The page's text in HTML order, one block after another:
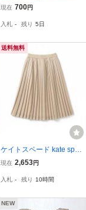
WORK キッズ サテ
0
現在 700円
入札 - 残り 5日
送料無料
ケイトスペード kate spad
e プリーツスカート キッ
イズ 879984
現在 2,653円
入札 - 残り 10時間
NEW